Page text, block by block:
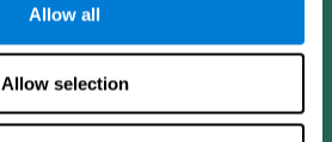
Allow all
Allow selection
CogniFit App